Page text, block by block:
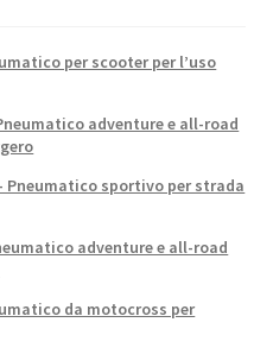
per scooter per l’uso
adventure e all-road
sportivo per strada
adventure e all-road
da motocross per